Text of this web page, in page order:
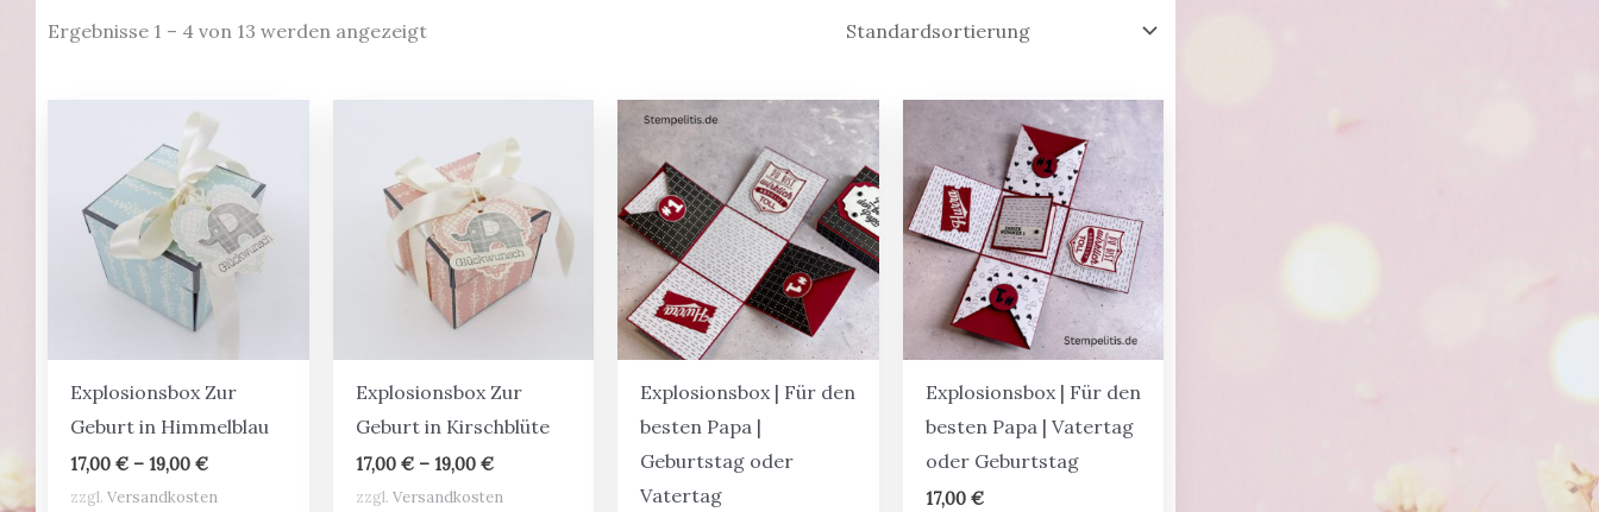
Ergebnisse 1 – 4 von 13 werden angezeigt
Explosionsbox Zur
Geburt in Himmelblau
17,00€ –19,00€
zzgl.Versandkosten
Explosionsbox Zur
Geburt in Kirschblüte
17,00 €– 19,00 €
zzgl. Versandkosten
Explosionsbox | Für den
besten Papa |
Geburtstag oder
Vatertag
Explosionsbox | Für den
besten Papa | Vatertag
oder Geburtstag
17,00 €